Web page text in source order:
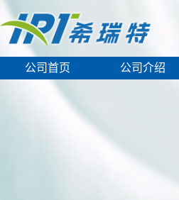
公司首页 公司介绍